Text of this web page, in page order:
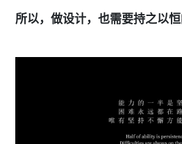
所以，做设计，也需要持之以恒